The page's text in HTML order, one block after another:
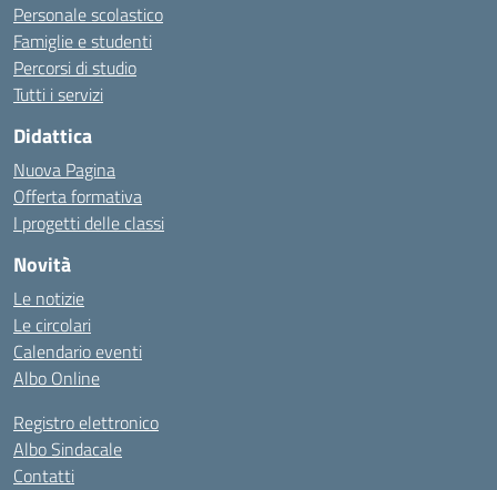
Personale scolastico
Famiglie e studenti
Percorsi di studio
Tutti i servizi
Didattica
Nuova Pagina
Offerta formativa
I progetti delle classi
Novità
Le notizie
Le circolari
Calendario eventi
Albo Online
Registro elettronico
Albo Sindacale
Contatti